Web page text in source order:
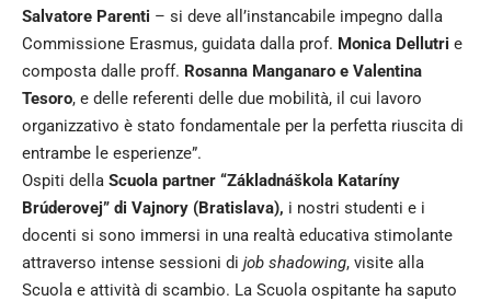
Salvatore Parenti – si deve all’instancabile impegno dalla
Commissione Erasmus, guidata dalla prof. Monica Dellutri e
composta dalle proff. Rosanna Manganaro e Valentina
Tesoro, e delle referenti delle due mobilità, il cui lavoro
organizzativo è stato fondamentale per la perfetta riuscita di
entrambe le esperienze”.
Ospiti della Scuola partner “Základnáškola Kataríny
Brúderovej” di Vajnory (Bratislava), i nostri studenti e i
docenti si sono immersi in una realtà educativa stimolante
attraverso intense sessioni di job shadowing, visite alla
Scuola e attività di scambio. La Scuola ospitante ha saputo